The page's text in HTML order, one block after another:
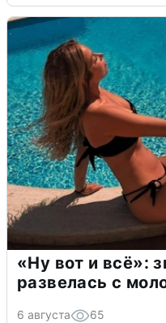
«Ну вот и всё»:
развелась с
6 августа 65